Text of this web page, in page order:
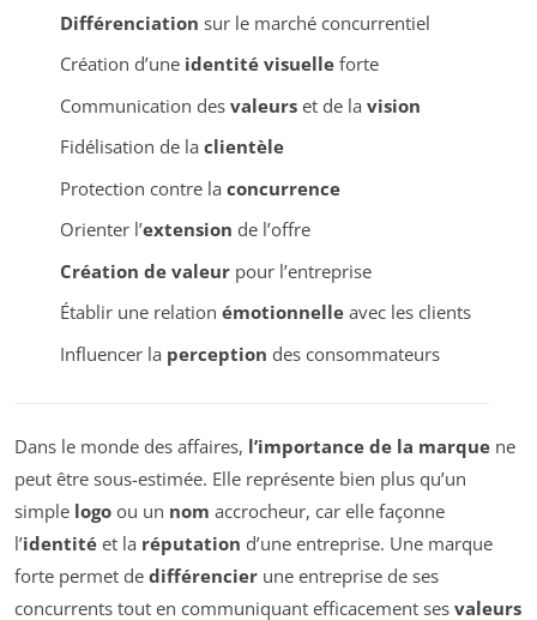
Différenciation sur le marché concurrentiel
Création d’une identité visuelleforte
Communication des valeurset de la vision
Fidélisation de la clientèle
Protection contre la concurrence
Orienter l’extension de l’offre
Création de valeurpour l’entreprise
Établir une relation émotionnelleavec les clients
Influencer la perception des consommateurs
Dans le monde des affaires, l’importance de la marque ne
peut être sous-estimée. Elle représente bien plus qu’un
simple logo ou un nom accrocheur, car elle façonne
l’identité et la réputation d’une entreprise. Une marque
forte permet de différencier une entreprise de ses
concurrents tout en communiquant efficacement ses valeurs